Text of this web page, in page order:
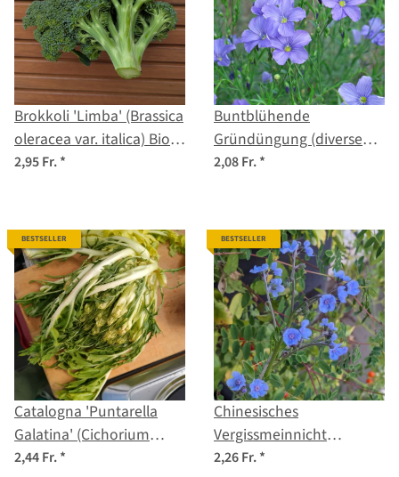
Brokkoli 'Limba' (Brassica
oleracea var. italica) Bio-
Saatgut
2,95 Fr.*
Buntblühende
Gründüngung (diverse
Arten und Sorten) Bio-
2,08 Fr.*
BESTSELLER
Catalogna 'Puntarella
Galatina' (Cichorium
intybus var. foliosum)
2,44 Fr.*
BESTSELLER
Chinesisches
Vergissmeinnicht
(Cynoglossum amabile)
2,26 Fr.*